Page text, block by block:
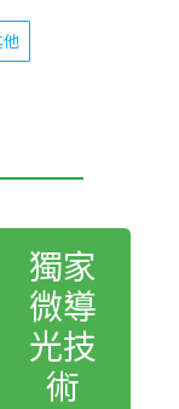
他
獨家
微導
光技
術